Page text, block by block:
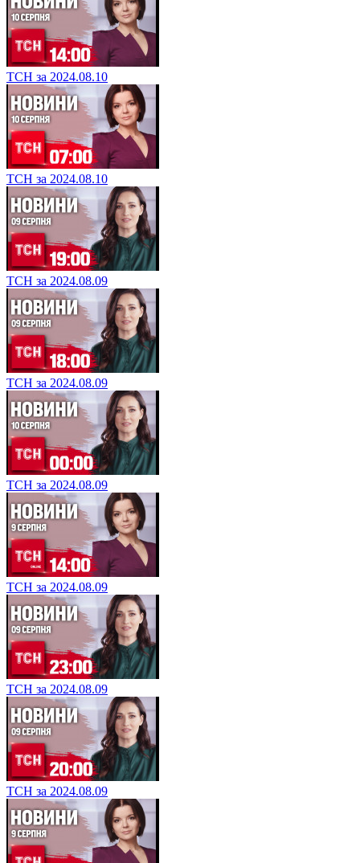
ТСН за 2024.08.10
ТСН за 2024.08.10
ТСН за 2024.08.09
ТСН за 2024.08.09
ТСН за 2024.08.09
ТСН за 2024.08.09
ТСН за 2024.08.09
ТСН за 2024.08.09